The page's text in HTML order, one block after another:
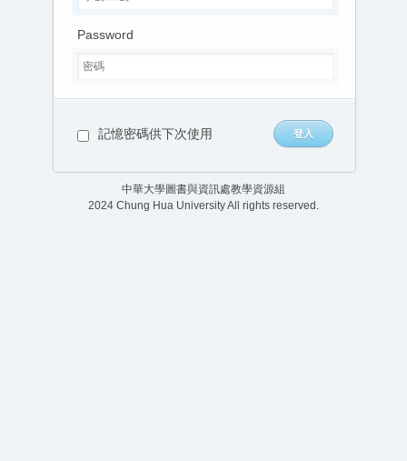
Password
記憶密碼供下次使用
中華大學圖書與資訊處教學資源組
2024 Chung Hua University All rights reserved.